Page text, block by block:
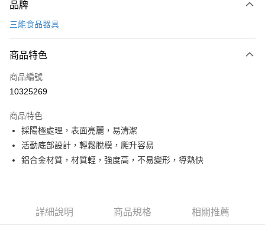
信用卡一次付款
運送方式
• 付款後全家取貨
• 付款後7-11取貨
每筆NT$60，滿NT$699(含以上)免運費
(請點開選項勾選)
品牌
三能食品器具
商品特色
商品編號
10325269
商品特色
採陽極處理，表面亮麗，易清潔
活動底部設計，輕鬆脫模，爬升容易
鋁合金材質，材質輕，強度高，不易變形，導熱快
詳細說明 商品規格 相關推薦